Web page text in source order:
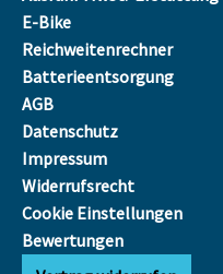
E-Bike
Reichweitenrechner
Batterieentsorgung
AGB
Datenschutz
Impressum
Widerrufsrecht
Cookie Einstellungen
Bewertungen